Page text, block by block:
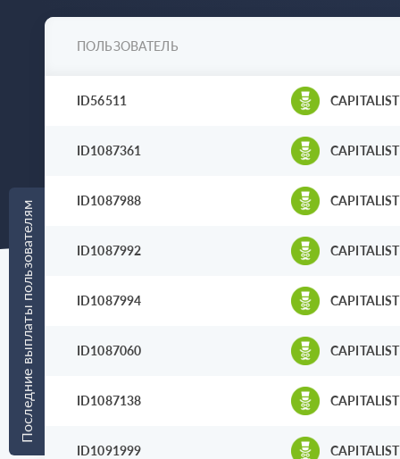
Последние выплаты пользователям
ПОЛЬЗОВАТЕЛЬ
ID56511 CAPITALIST
ID1087361 CAPITALIST
ID1087988 CAPITALIST
ID1087992 CAPITALIST
ID1087994 CAPITALIST
ID1087060 CAPITALIST
ID1087138 CAPITALIST
ID1091999 CAPITALIST